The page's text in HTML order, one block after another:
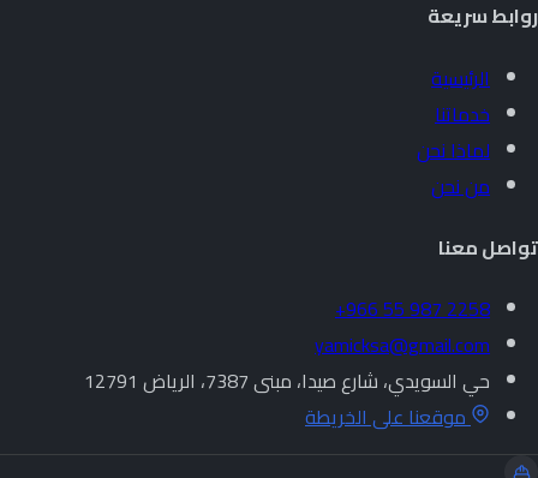
روابط سريعة
الرئيسية
خدماتنا
لماذا نحن
من نحن
تواصل معنا
+966 55 987 2258
yamicksa@gmail.com
حي السويدي، شارع صيدا، مبنى 7387، الرياض 12791
موقعنا على الخريطة